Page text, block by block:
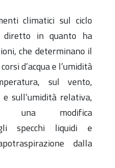
climatici sul ciclo
diretto in quanto ha
che determinano il
d’acqua e l’umidità
sul vento,
sull’umidità relativa,
una modifica
specchi liquidi e
dalla